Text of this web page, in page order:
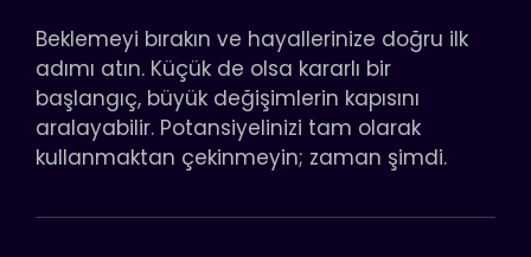
Beklemeyi bırakın ve hayallerinize doğru ilk
adımı atın. Küçük de olsa kararlı bir
başlangıç, büyük değişimlerin kapısını
aralayabilir. Potansiyelinizi tam olarak
kullanmaktan çekinmeyin; zaman şimdi.